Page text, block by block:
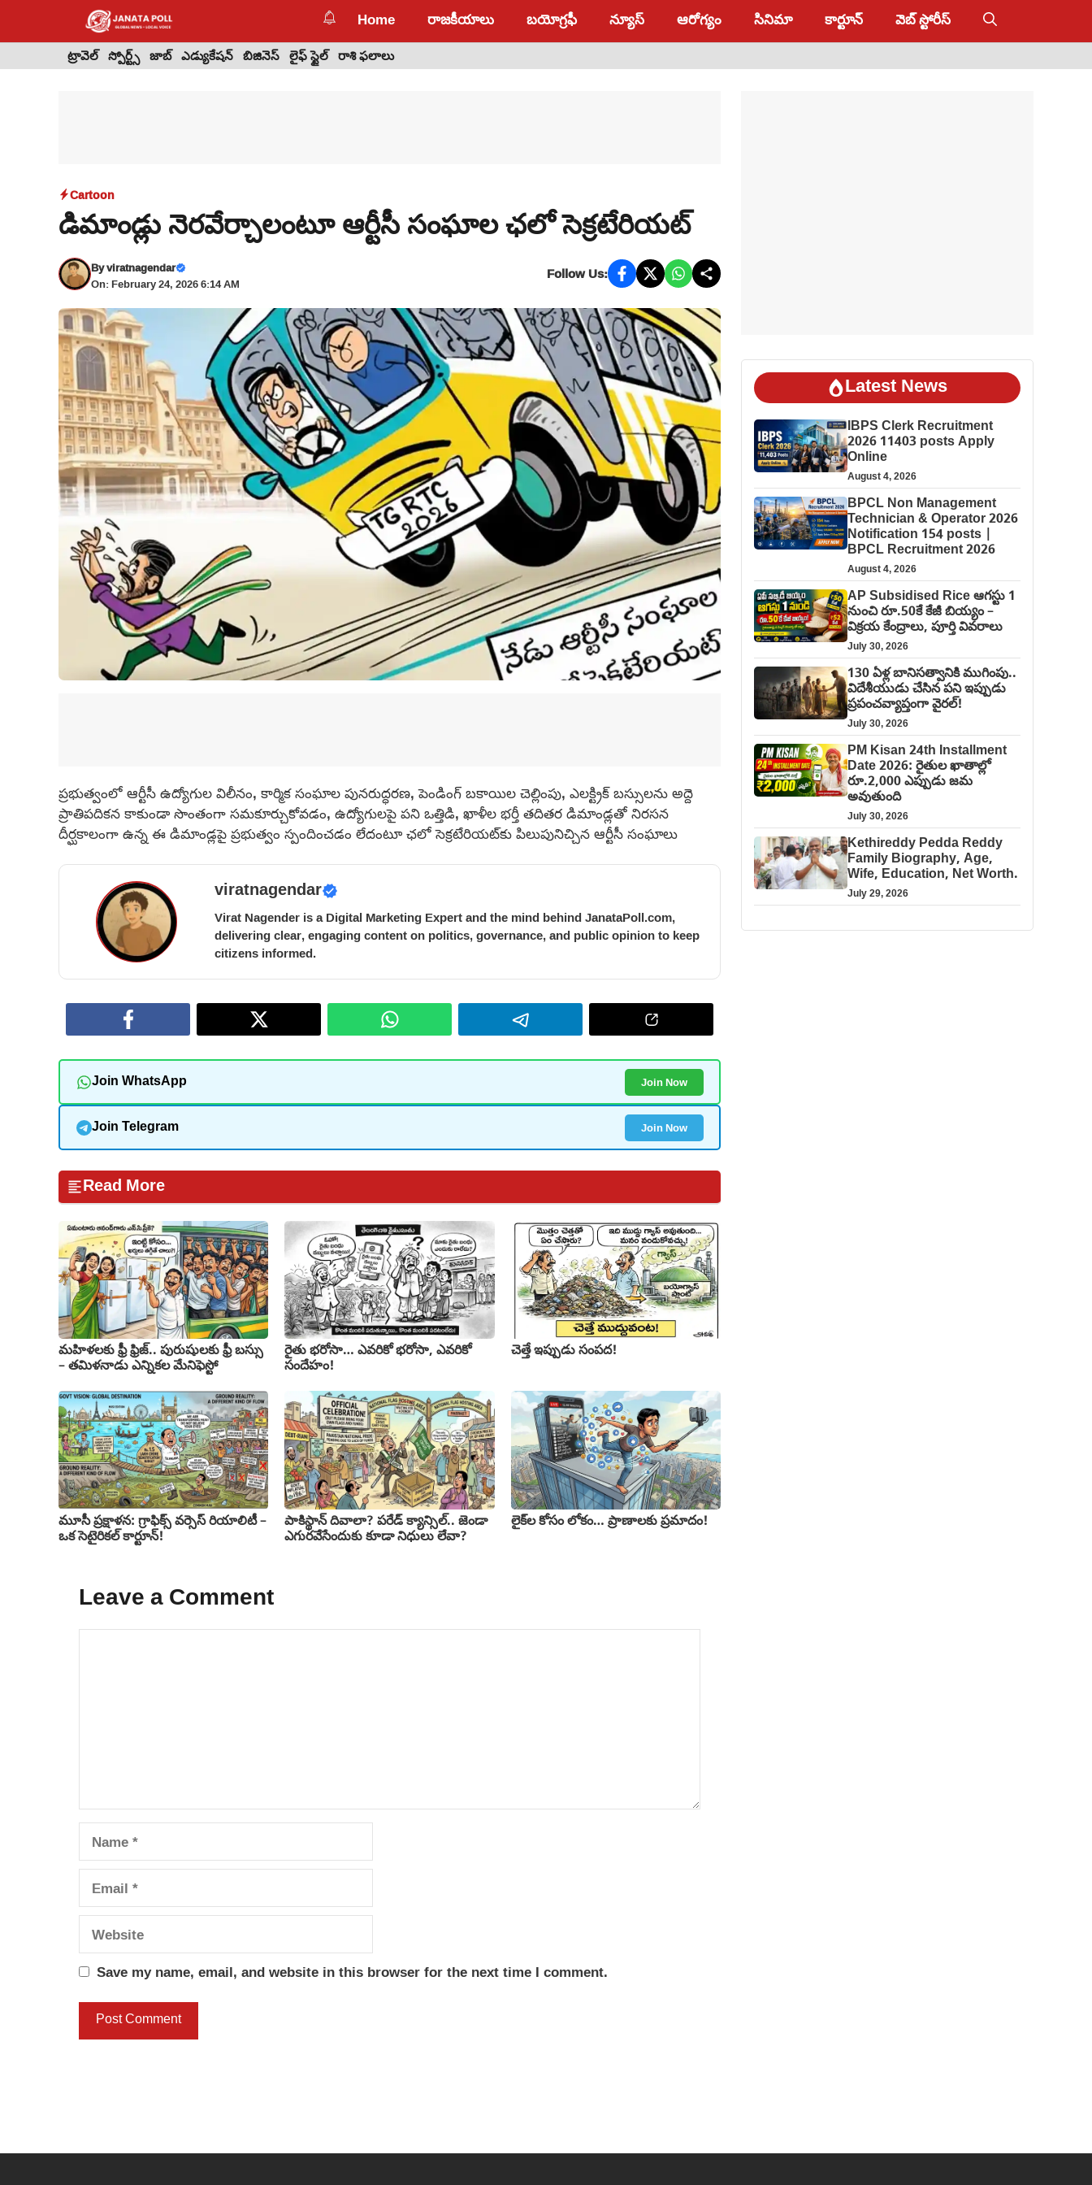
content
Home రాజకీయాలు బయోగ్రఫీ న్యూస్ ఆరోగ్యం సినిమా కార్టూన్ వెబ్ స్టోరీస్
ట్రావెల్ స్పోర్ట్స్ జాబ్ ఎడ్యుకేషన్ బిజినెస్ లైఫ్ స్టైల్ రాశి ఫలాలు
Cartoon
డిమాండ్లు నెరవేర్చాలంటూ ఆర్టీసీ సంఘాల ఛలో సెక్రటేరియట్
Byviratnagendar
On: February 24, 2026 6:14 AM
Follow Us:
ప్రభుత్వంలో ఆర్టీసీ ఉద్యోగుల విలీనం, కార్మిక సంఘాల పునరుద్ధరణ, పెండింగ్ బకాయిల చెల్లింపు, ఎలక్ట్రిక్ బస్సులను అద్దె
ప్రాతిపదికన కాకుండా సొంతంగా సమకూర్చుకోవడం, ఉద్యోగులపై పని ఒత్తిడి, ఖాళీల భర్తీ తదితర డిమాండ్లతో నిరసన
దీర్ఘకాలంగా ఉన్న ఈ డిమాండ్లపై ప్రభుత్వం స్పందించడం లేదంటూ ఛలో సెక్రటేరియట్‌కు పిలుపునిచ్చిన ఆర్టీసీ సంఘాలు
viratnagendar
Virat Nagender is a Digital Marketing Expert and the mind behind JanataPoll.com,
delivering clear, engaging content on politics, governance, and public opinion to keep
citizens informed.
Join WhatsApp Join Now
Join Telegram Join Now
Read More
మహిళలకు ఫ్రీ ఫ్రిజ్.. పురుషులకు ఫ్రీ బస్సు
– తమిళనాడు ఎన్నికల మేనిఫెస్టో
రైతు భరోసా… ఎవరికో భరోసా, ఎవరికో
సందేహం!
చెత్తే ఇప్పుడు సంపద!
మూసీ ప్రక్షాళన: గ్రాఫిక్స్ వర్సెస్ రియాలిటీ –
ఒక సెటైరికల్ కార్టూన్!
పాకిస్థాన్ దివాలా? పరేడ్ క్యాన్సిల్.. జెండా
ఎగురవేసేందుకు కూడా నిధులు లేవా?
లైక్‌ల కోసం లోకం… ప్రాణాలకు ప్రమాదం!
Leave a Comment
Comment
Name
Email
Website
Save my name, email, and website in this browser for the next time I comment.
Latest News
IBPS Clerk Recruitment
2026 11403 posts Apply
Online
August 4, 2026
BPCL Non Management
Technician & Operator 2026
Notification 154 posts |
BPCL Recruitment 2026
August 4, 2026
AP Subsidised Rice ఆగస్టు 1
నుంచి రూ.50కే కేజీ బియ్యం –
విక్రయ కేంద్రాలు, పూర్తి వివరాలు
July 30, 2026
130 ఏళ్ల బానిసత్వానికి ముగింపు..
విదేశీయుడు చేసిన పని ఇప్పుడు
ప్రపంచవ్యాప్తంగా వైరల్!
July 30, 2026
PM Kisan 24th Installment
Date 2026: రైతుల ఖాతాల్లో
రూ.2,000 ఎప్పుడు జమ
అవుతుంది
July 30, 2026
Kethireddy Pedda Reddy
Family Biography, Age,
Wife, Education, Net Worth.
July 29, 2026